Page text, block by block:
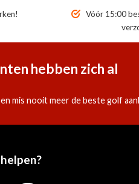
Vóór 15:00
hebben zich al
mis nooit meer de beste golf